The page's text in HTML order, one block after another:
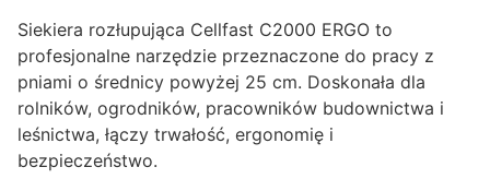
Siekiera rozłupująca Cellfast C2000 ERGO to
profesjonalne narzędzie przeznaczone do pracy z
pniami o średnicy powyżej 25 cm. Doskonała dla
rolników, ogrodników, pracowników budownictwa i
leśnictwa, łączy trwałość, ergonomię i
bezpieczeństwo.